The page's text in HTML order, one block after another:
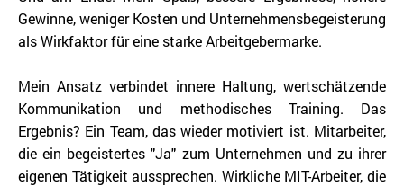
Gewinne, weniger Kosten und Unternehmensbegeisterung
als Wirkfaktor für eine starke Arbeitgebermarke.
Mein Ansatz verbindet innere Haltung, wertschätzende
Kommunikation und methodisches Training. Das
Ergebnis? Ein Team, das wieder motiviert ist. Mitarbeiter,
die ein begeistertes "Ja" zum Unternehmen und zu ihrer
eigenen Tätigkeit aussprechen. Wirkliche MIT-Arbeiter, die